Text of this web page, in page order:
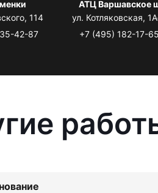
114
42-87
АТЦ Варшавское
ул. Котляковская,
+7 (495) 182-17-65